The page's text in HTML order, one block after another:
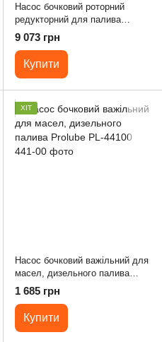
Насос бочковий роторний
редукторний для палива
PROLUBE ​PL - 44198
9 073 грн
Купити
ХІТ
Насос бочковий важільний для
масел, дизельного палива
Prolube PL-44100
1 685 грн
Купити